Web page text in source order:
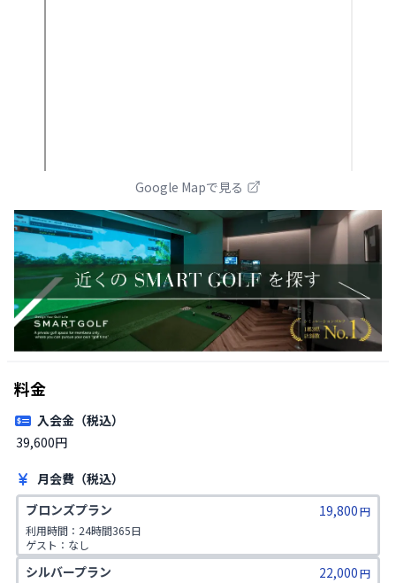
Google Mapで見る
料金
入会金（税込）
39,600円
月会費（税込）
ブロンズプラン
19,800円
利用時間：24時間365日
ゲスト：なし
シルバープラン 22,000円